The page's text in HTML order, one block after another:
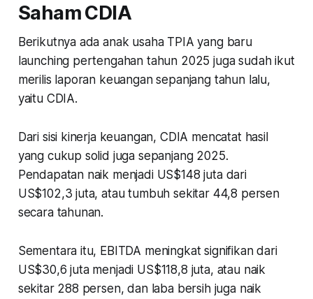
Saham CDIA
Berikutnya ada anak usaha TPIA yang baru
launching pertengahan tahun 2025 juga sudah ikut
merilis laporan keuangan sepanjang tahun lalu,
yaitu CDIA.
Dari sisi kinerja keuangan, CDIA mencatat hasil
yang cukup solid juga sepanjang 2025.
Pendapatan naik menjadi US$148 juta dari
US$102,3 juta, atau tumbuh sekitar 44,8 persen
secara tahunan.
Sementara itu, EBITDA meningkat signifikan dari
US$30,6 juta menjadi US$118,8 juta, atau naik
sekitar 288 persen, dan laba bersih juga naik